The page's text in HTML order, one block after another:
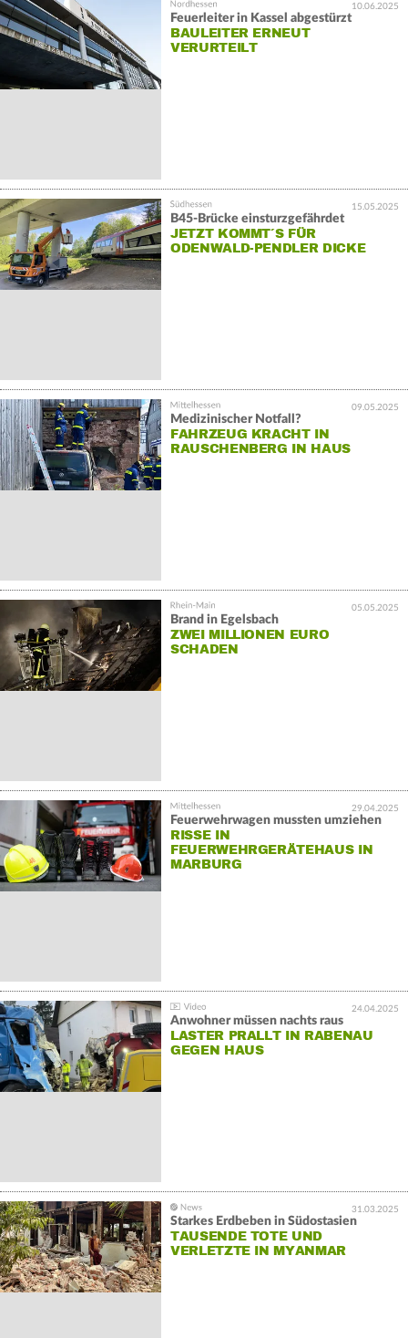
10.06.2025
Feuerleiter in Kassel abgestürzt
BAULEITER ERNEUT
VERURTEILT
15.05.2025
B45-Brücke einsturzgefährdet
JETZT KOMMT´S FÜR
ODENWALD-PENDLER DICKE
09.05.2025
Medizinischer Notfall?
FAHRZEUG KRACHT IN
RAUSCHENBERG IN HAUS
05.05.2025
Brand in Egelsbach
ZWEI MILLIONEN EURO
SCHADEN
29.04.2025
Feuerwehrwagen mussten umziehen
RISSE IN
FEUERWEHRGERÄTEHAUS IN
MARBURG
24.04.2025
Anwohner müssen nachts raus
LASTER PRALLT IN RABENAU
GEGEN HAUS
31.03.2025
Starkes Erdbeben in Südostasien
TAUSENDE TOTE UND
VERLETZTE IN MYANMAR